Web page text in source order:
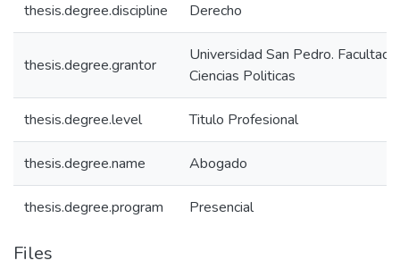
thesis.degree.discipline Derecho
thesis.degree.grantor
Universidad San Pedro. Facultad
Ciencias Politicas
thesis.degree.level Titulo Profesional
thesis.degree.name Abogado
thesis.degree.program Presencial
Files